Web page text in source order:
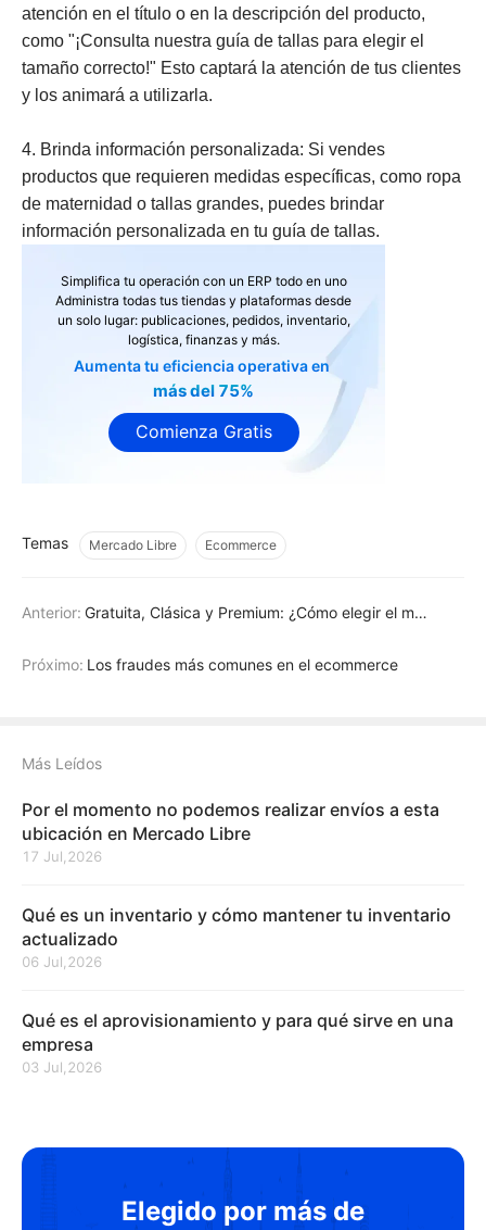
atención en el título o en la descripción del producto,
como "¡Consulta nuestra guía de tallas para elegir el
tamaño correcto!" Esto captará la atención de tus clientes
y los animará a utilizarla.
4. Brinda información personalizada: Si vendes
productos que requieren medidas específicas, como ropa
de maternidad o tallas grandes, puedes brindar
información personalizada en tu guía de tallas.
Simplifica tu operación con un ERP todo en uno
Administra todas tus tiendas y plataformas desde
un solo lugar: publicaciones, pedidos, inventario,
logística, finanzas y más.
Aumenta tu eficiencia operativa en
más del 75%
Comienza Gratis
Temas Mercado Libre Ecommerce
Anterior: Gratuita, Clásica y Premium: ¿Cómo elegir el mejor tipo de publicación de Mercado Libre?
Próximo: Los fraudes más comunes en el ecommerce
Más Leídos
Por el momento no podemos realizar envíos a esta
ubicación en Mercado Libre
17 Jul,2026
Qué es un inventario y cómo mantener tu inventario
actualizado
06 Jul,2026
Qué es el aprovisionamiento y para qué sirve en una
empresa
03 Jul,2026
Elegido por más de